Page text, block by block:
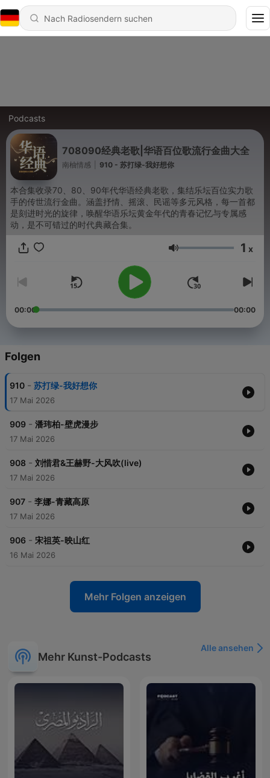
Podcasts
708090经典老歌|华语百位歌流行金曲大全
南柚情感 910 - 苏打绿-我好想你
本合集收录70、80、90年代华语经典老歌，集结乐坛百位实力歌
手的传世流行金曲。涵盖抒情、摇滚、民谣等多元风格，每一首都
是刻进时光的旋律，唤醒华语乐坛黄金年代的青春记忆与专属感
动，是不可错过的时代典藏合集。
Lautstärke 1 x
00:00 00:00
Folgen
910 - 苏打绿-我好想你
17 Mai 2026
909 - 潘玮柏-壁虎漫步
17 Mai 2026
908 - 刘惜君&王赫野-大风吹(live)
17 Mai 2026
907 - 李娜-青藏高原
17 Mai 2026
906 - 宋祖英-映山红
16 Mai 2026
Mehr Folgen anzeigen
Mehr Kunst-Podcasts
Alle ansehen